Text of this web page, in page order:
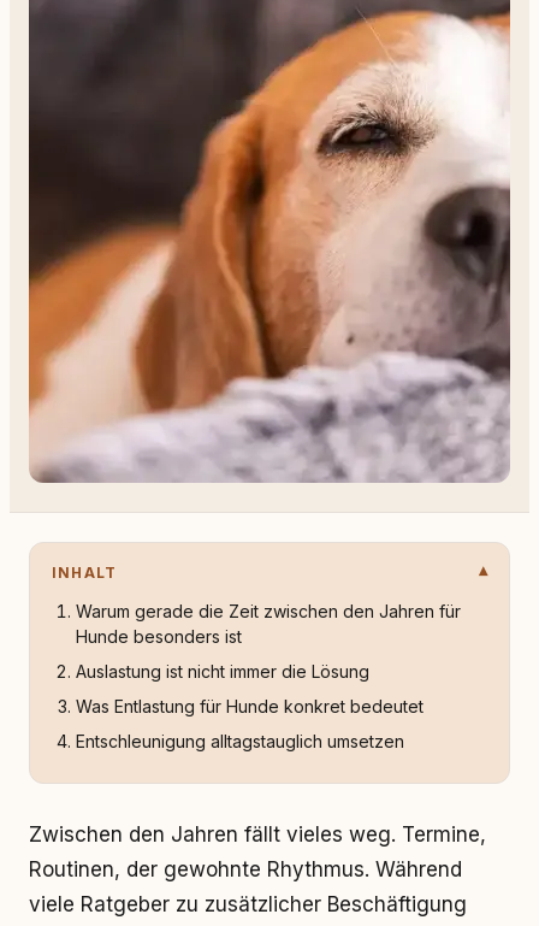
INHALT
Warum gerade die Zeit zwischen den Jahren für
Hunde besonders ist
Auslastung ist nicht immer die Lösung
Was Entlastung für Hunde konkret bedeutet
Entschleunigung alltagstauglich umsetzen
Zwischen den Jahren fällt vieles weg. Termine,
Routinen, der gewohnte Rhythmus. Während
viele Ratgeber zu zusätzlicher Beschäftigung